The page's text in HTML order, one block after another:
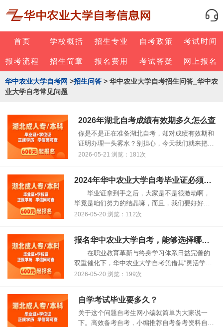
首页 学校概括 招生专业 自考政策 考试时间
报考流程 招生简章 报名费用 考试答疑 网上报名
华中农业大学自考网 >招生问答 > 华中农业大学自考招生问答_华中农
业大学自考常见问题
2026年湖北自考成绩有效期多久怎么查
你是不是正在准备湖北自考，却对成绩有效期和
证明办理一头雾水？别担心，今天我们就来把这
些问题聊清楚，让你备考路上更安心。很多湖北
2026-05-21 浏览：181次
2024年华中农业大学自考毕业证必须买封皮吗？能给朋友借用吗？
毕业证拿到手之后，大家是不是很激动啊，
毕竟是咱们努力的结晶嘛，而且，我们要好好保
管它，以后有大用处呢。所以，2024年华中农业
2026-05-20 浏览：112次
报名华中农业大学自考，能够选择哪些院校及对应的专业呢？
在职业教育革新与终身学习体系日益完善的
双重催化下，华中农业大学自考凭借其“灵活学习
期限+高认可度”的特点，成为了职场人士学历进
2026-05-20 浏览：199次
自学考试毕业要多久？
关于这个问题自考生网小编就简单为大家说一
下。高效备考自考，小编推荐自考备考资料自学